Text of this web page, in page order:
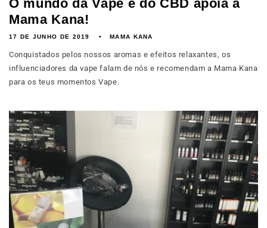
O mundo da Vape e do CBD apoia a
Mama Kana!
17 DE JUNHO DE 2019 MAMA KANA
Conquistados pelos nossos aromas e efeitos relaxantes, os
influenciadores da vape falam de nós e recomendam a Mama Kana
para os teus momentos Vape.